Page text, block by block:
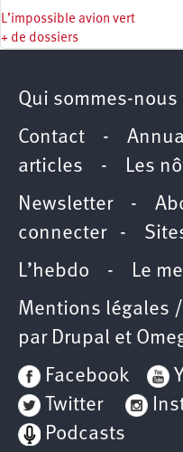
L’impossible avion vert
+ de dossiers
Qui sommes-nous
Contact -
articles - Les
Newsletter-
connecter-
L’hebdo - Le
Mentions légales
par Drupal et
Facebook
Twitter
Podcasts